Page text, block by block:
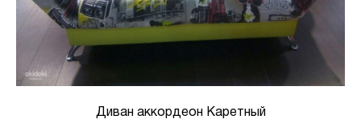
Диван аккордеон Каретный